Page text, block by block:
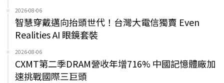
2026-08-06
智慧穿戴邁向抬頭世代！台灣大電信獨賣 Even
Realities AI 眼鏡套裝
2026-08-06
CXMT第二季DRAM營收年增716% 中國記憶體廠加
速挑戰國際三巨頭